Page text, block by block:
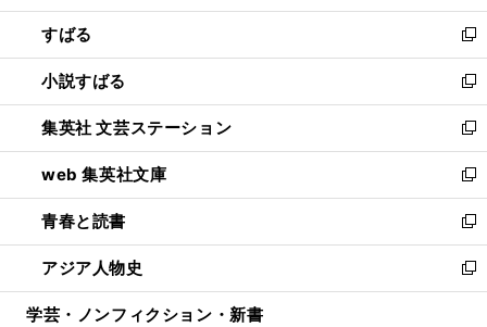
開
く
ウ
で
開
く
ン
ド
ウ
で
開
く
すばる
新
し
い
ウ
ィ
ン
ド
ウ
で
開
く
小説すばる
新
し
い
ウ
ィ
ン
ド
ウ
で
開
集英社 文芸ステーション
新
し
い
ウ
ィ
ン
ド
ウ
web 集英社文庫
新
し
い
ウ
ィ
ン
青春と読書
新
し
い
ウ
アジア人物史
新
し
学芸・ノンフィクション・新書